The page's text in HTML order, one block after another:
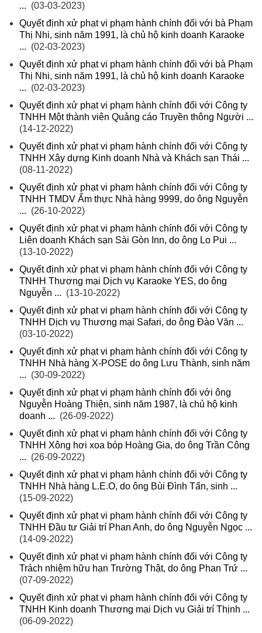
... (03-03-2023)
Quyết định xử phạt vi phạm hành chính đối với bà Phạm
Thị Nhi, sinh năm 1991, là chủ hộ kinh doanh Karaoke
... (02-03-2023)
Quyết định xử phạt vi phạm hành chính đối với bà Phạm
Thị Nhi, sinh năm 1991, là chủ hộ kinh doanh Karaoke
... (02-03-2023)
Quyết định xử phạt vi phạm hành chính đối với Công ty
TNHH Một thành viên Quảng cáo Truyền thông Người ...
(14-12-2022)
Quyết định xử phạt vi phạm hành chính đối với Công ty
TNHH Xây dựng Kinh doanh Nhà và Khách sạn Thái ...
(08-11-2022)
Quyết định xử phạt vi phạm hành chính đối với Công ty
TNHH TMDV Ẩm thực Nhà hàng 9999, do ông Nguyễn
... (26-10-2022)
Quyết định xử phạt vi phạm hành chính đối với Công ty
Liên doanh Khách sạn Sài Gòn Inn, do ông Lo Pui ...
(13-10-2022)
Quyết định xử phạt vi phạm hành chính đối với Công ty
TNHH Thương mại Dịch vụ Karaoke YES, do ông
Nguyễn ... (13-10-2022)
Quyết định xử phạt vi phạm hành chính đối với Công ty
TNHH Dịch vụ Thương mại Safari, do ông Đào Văn ...
(03-10-2022)
Quyết định xử phạt vi phạm hành chính đối với Công ty
TNHH Nhà hàng X-POSE do ông Lưu Thành, sinh năm
... (30-09-2022)
Quyết định xử phạt vi phạm hành chính đối với ông
Nguyễn Hoàng Thiện, sinh năm 1987, là chủ hộ kinh
doanh ... (26-09-2022)
Quyết định xử phạt vi phạm hành chính đối với Công ty
TNHH Xông hơi xoa bóp Hoàng Gia, do ông Trần Công
... (26-09-2022)
Quyết định xử phạt vi phạm hành chính đối với Công ty
TNHH Nhà hàng L.E.O, do ông Bùi Đình Tấn, sinh ...
(15-09-2022)
Quyết định xử phạt vi phạm hành chính đối với Công ty
TNHH Đầu tư Giải trí Phan Anh, do ông Nguyễn Ngọc ...
(14-09-2022)
Quyết định xử phạt vi phạm hành chính đối với Công ty
Trách nhiệm hữu hạn Trường Thật, do ông Phan Trứ ...
(07-09-2022)
Quyết định xử phạt vi phạm hành chính đối với Công ty
TNHH Kinh doanh Thương mại Dịch vụ Giải trí Thịnh ...
(06-09-2022)